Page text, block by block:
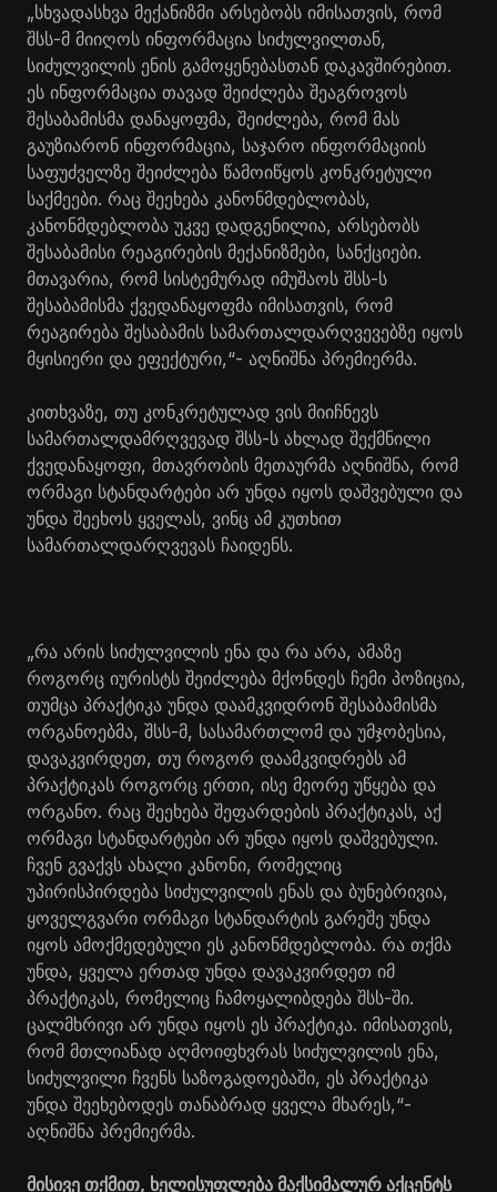
„სხვადასხვა მექანიზმი არსებობს იმისათვის, რომ
შსს-მ მიიღოს ინფორმაცია სიძულვილთან,
სიძულვილის ენის გამოყენებასთან დაკავშირებით.
ეს ინფორმაცია თავად შეიძლება შეაგროვოს
შესაბამისმა დანაყოფმა, შეიძლება, რომ მას
გაუზიარონ ინფორმაცია, საჯარო ინფორმაციის
საფუძველზე შეიძლება წამოიწყოს კონკრეტული
საქმეები. რაც შეეხება კანონმდებლობას,
კანონმდებლობა უკვე დადგენილია, არსებობს
შესაბამისი რეაგირების მექანიზმები, სანქციები.
მთავარია, რომ სისტემურად იმუშაოს შსს-ს
შესაბამისმა ქვედანაყოფმა იმისათვის, რომ
რეაგირება შესაბამის სამართალდარღვევებზე იყოს
მყისიერი და ეფექტური,“- აღნიშნა პრემიერმა.
კითხვაზე, თუ კონკრეტულად ვის მიიჩნევს
სამართალდამრღვევად შსს-ს ახლად შექმნილი
ქვედანაყოფი, მთავრობის მეთაურმა აღნიშნა, რომ
ორმაგი სტანდარტები არ უნდა იყოს დაშვებული და
უნდა შეეხოს ყველას, ვინც ამ კუთხით
სამართალდარღვევას ჩაიდენს.
„რა არის სიძულვილის ენა და რა არა, ამაზე
როგორც იურისტს შეიძლება მქონდეს ჩემი პოზიცია,
თუმცა პრაქტიკა უნდა დაამკვიდრონ შესაბამისმა
ორგანოებმა, შსს-მ, სასამართლომ და უმჯობესია,
დავაკვირდეთ, თუ როგორ დაამკვიდრებს ამ
პრაქტიკას როგორც ერთი, ისე მეორე უწყება და
ორგანო. რაც შეეხება შეფარდების პრაქტიკას, აქ
ორმაგი სტანდარტები არ უნდა იყოს დაშვებული.
ჩვენ გვაქვს ახალი კანონი, რომელიც
უპირისპირდება სიძულვილის ენას და ბუნებრივია,
ყოველგვარი ორმაგი სტანდარტის გარეშე უნდა
იყოს ამოქმედებული ეს კანონმდებლობა. რა თქმა
უნდა, ყველა ერთად უნდა დავაკვირდეთ იმ
პრაქტიკას, რომელიც ჩამოყალიბდება შსს-ში.
ცალმხრივი არ უნდა იყოს ეს პრაქტიკა. იმისათვის,
რომ მთლიანად აღმოიფხვრას სიძულვილის ენა,
სიძულვილი ჩვენს საზოგადოებაში, ეს პრაქტიკა
უნდა შეეხებოდეს თანაბრად ყველა მხარეს,“-
აღნიშნა პრემიერმა.
მისივე თქმით, ხელისუფლება მაქსიმალურ აქცენტს